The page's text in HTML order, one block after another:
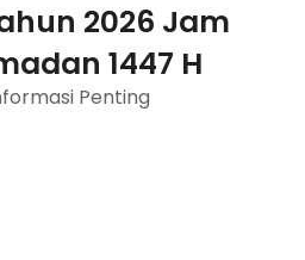
2026 Jam
1447 H
Penting